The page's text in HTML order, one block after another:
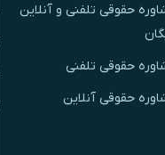
حقوقی تلفنی و آنلاین
حقوقی تلفنی
حقوقی آنلاین